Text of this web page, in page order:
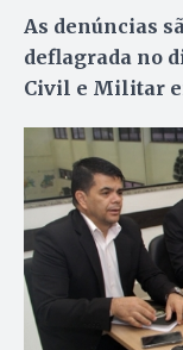
As denúncias
deflagrada no
Civil e Militar